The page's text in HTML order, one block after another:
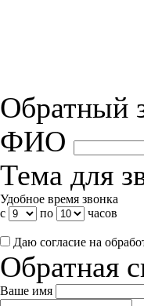
Обратный
ФИО
Тема для
Удобное время звонка
с
по часов
Даю согласие на
Обратная
Ваше имя